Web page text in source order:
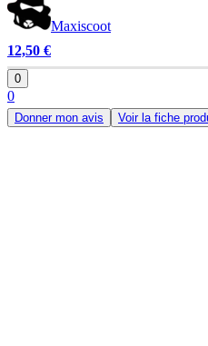
Maxiscoot
12,50 €
0
0
Donner mon avis Voir la fiche